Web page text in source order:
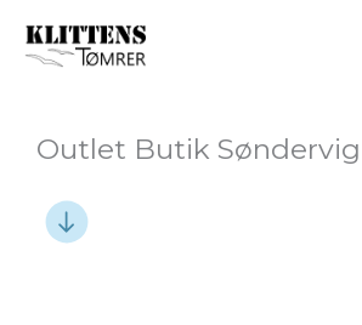
indholdet
Outlet Butik Søndervig